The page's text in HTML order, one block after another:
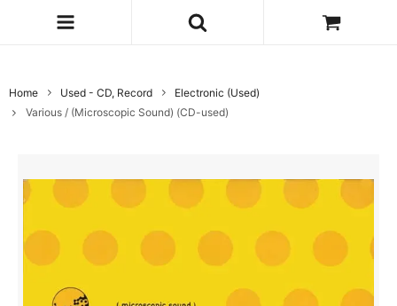
Home Used - CD, Record
Electronic (Used)
Various / (Microscopic Sound) (CD-used)